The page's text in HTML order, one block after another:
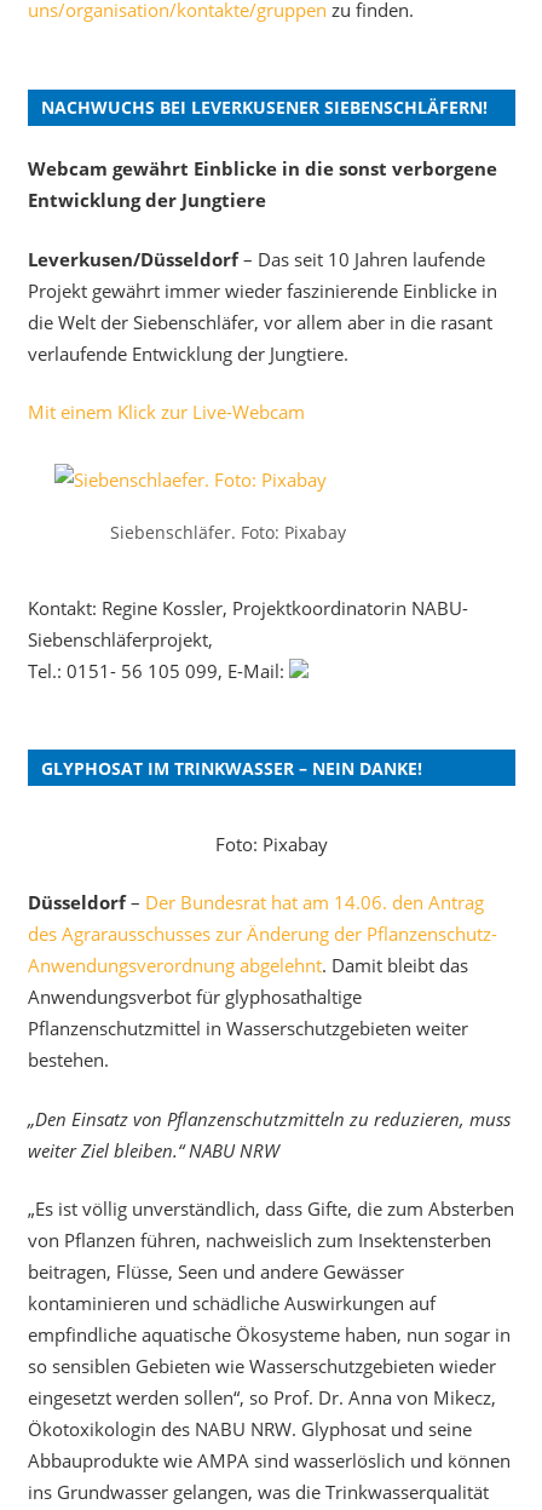
uns/organisation/kontakte/gruppen zu finden.
NACHWUCHS BEI LEVERKUSENER SIEBENSCHLÄFERN!
Webcam gewährt Einblicke in die sonst verborgene
Entwicklung der Jungtiere
Leverkusen/Düsseldorf– Das seit 10 Jahren laufende
Projekt gewährt immer wieder faszinierende Einblicke in
die Welt der Siebenschläfer, vor allem aber in die rasant
verlaufende Entwicklung der Jungtiere.
Mit einem Klick zur Live-Webcam
Siebenschläfer. Foto: Pixabay
Kontakt: Regine Kossler, Projektkoordinatorin NABU-
Siebenschläferprojekt,
Tel.: 0151- 56 105 099, E-Mail:
GLYPHOSAT IM TRINKWASSER – NEIN DANKE!
Foto: Pixabay
Düsseldorf– Der Bundesrat hat am 14.06. den Antrag
des Agrarausschusses zur Änderung der Pflanzenschutz-
Anwendungsverordnung abgelehnt. Damit bleibt das
Anwendungsverbot für glyphosathaltige
Pflanzenschutzmittel in Wasserschutzgebieten weiter
bestehen.
„Den Einsatz von Pflanzenschutzmitteln zu reduzieren, muss
weiter Ziel bleiben.“ NABU NRW
„Es ist völlig unverständlich, dass Gifte, die zum Absterben
von Pflanzen führen, nachweislich zum Insektensterben
beitragen, Flüsse, Seen und andere Gewässer
kontaminieren und schädliche Auswirkungen auf
empfindliche aquatische Ökosysteme haben, nun sogar in
so sensiblen Gebieten wie Wasserschutzgebieten wieder
eingesetzt werden sollen“, so Prof. Dr. Anna von Mikecz,
Ökotoxikologin des NABU NRW. Glyphosat und seine
Abbauprodukte wie AMPA sind wasserlöslich und können
ins Grundwasser gelangen, was die Trinkwasserqualität